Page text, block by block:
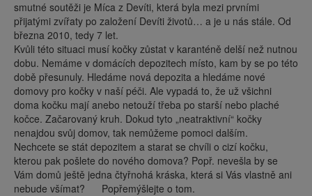
smutné soutěži je Míca z Devíti, která byla mezi prvními
přijatými zvířaty po založení Devíti životů… a je u nás stále. Od
března 2010, tedy 7 let.
Kvůli této situaci musí kočky zůstat v karanténě delší než nutnou
dobu. Nemáme v domácích depozitech místo, kam by se po této
době přesunuly. Hledáme nová depozita a hledáme nové
domovy pro kočky v naší péči. Ale vypadá to, že už všichni
doma kočku mají anebo netouží třeba po starší nebo plaché
kočce. Začarovaný kruh. Dokud tyto „neatraktivní“ kočky
nenajdou svůj domov, tak nemůžeme pomoci dalším.
Nechcete se stát depozitem a starat se chvíli o cizí kočku,
kterou pak pošlete do nového domova? Popř. nevešla by se
Vám domů ještě jedna čtyřnohá kráska, která si Vás vlastně ani
nebude všímat?
Popřemýšlejte o tom.